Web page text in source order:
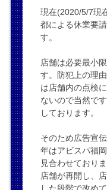
現在(2020/5/7現
都による休業要
す。
店舗は必要最小
す。防犯上の理
は店舗内の点検
ないので当然で
しております。
そのため広告宣
年はアビスパ福
見合わせておりま
店舗が再開し、
した段階で改め